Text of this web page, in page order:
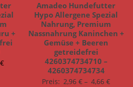
+
€Aktueller
Amadeo Hundefutter
Hypo Allergene Spezial
Nahrung, Premium
Nassnahrung Kaninchen +
Gemüse + Beeren
getreidefrei
4260374734710 –
4260374734734
Preis: 2,96€ – 4,66€